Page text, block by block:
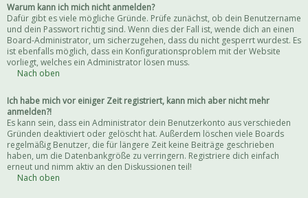
Warum kann ich mich nicht anmelden?
Dafür gibt es viele mögliche Gründe. Prüfe zunächst, ob dein Benutzername
und dein Passwort richtig sind. Wenn dies der Fall ist, wende dich an einen
Board-Administrator, um sicherzugehen, dass du nicht gesperrt wurdest. Es
ist ebenfalls möglich, dass ein Konfigurationsproblem mit der Website
vorliegt, welches ein Administrator lösen muss.
Nach oben
Ich habe mich vor einiger Zeit registriert, kann mich aber nicht mehr
anmelden?!
Es kann sein, dass ein Administrator dein Benutzerkonto aus verschieden
Gründen deaktiviert oder gelöscht hat. Außerdem löschen viele Boards
regelmäßig Benutzer, die für längere Zeit keine Beiträge geschrieben
haben, um die Datenbankgröße zu verringern. Registriere dich einfach
erneut und nimm aktiv an den Diskussionen teil!
Nach oben